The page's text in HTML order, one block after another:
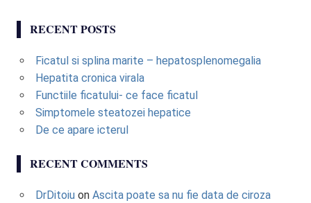
RECENT POSTS
Ficatul si splina marite – hepatosplenomegalia
Hepatita cronica virala
Functiile ficatului- ce face ficatul
Simptomele steatozei hepatice
De ce apare icterul
RECENT COMMENTS
DrDitoiuon Ascita poate sa nu fie data de ciroza